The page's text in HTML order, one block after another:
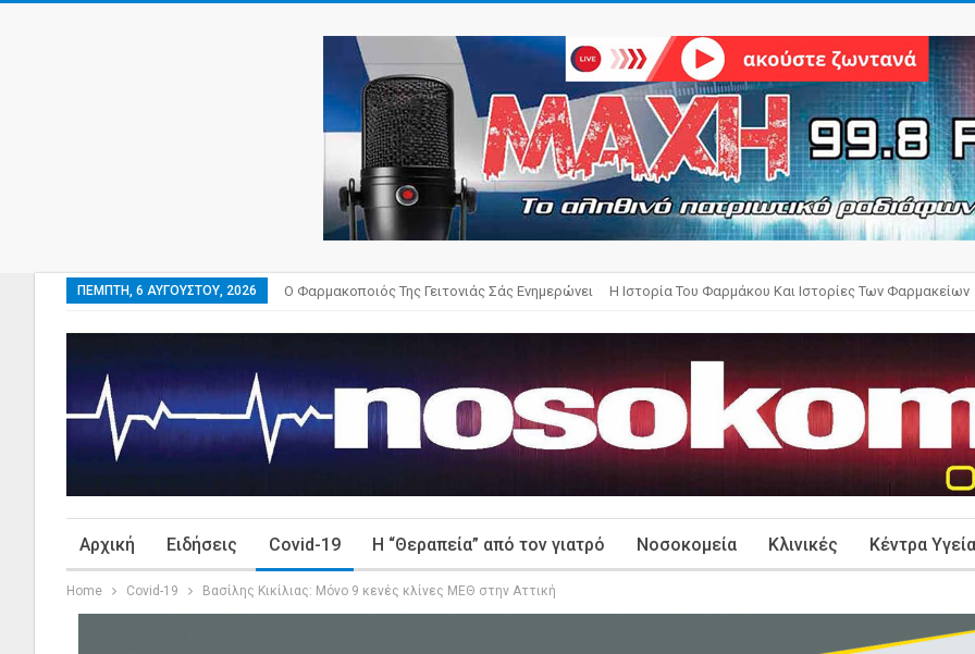
ΠΈΜΠΤΗ, 6 ΑΥΓΟΎΣΤΟΥ, 2026 Ο Φαρμακοποιός Της Γειτονιάς Σάς Ενημερώνει Η Ιστορία Του Φαρμάκου Και Ιστορίες Των Φαρμακείων
Αρχική Ειδήσεις Covid-19 Η “Θεραπεία” από τον γιατρό Νοσοκομεία Κλινικές Κέντρα
Home Covid-19 Βασίλης Κικίλιας: Μόνο 9 κενές κλίνες ΜΕΘ στην Αττική